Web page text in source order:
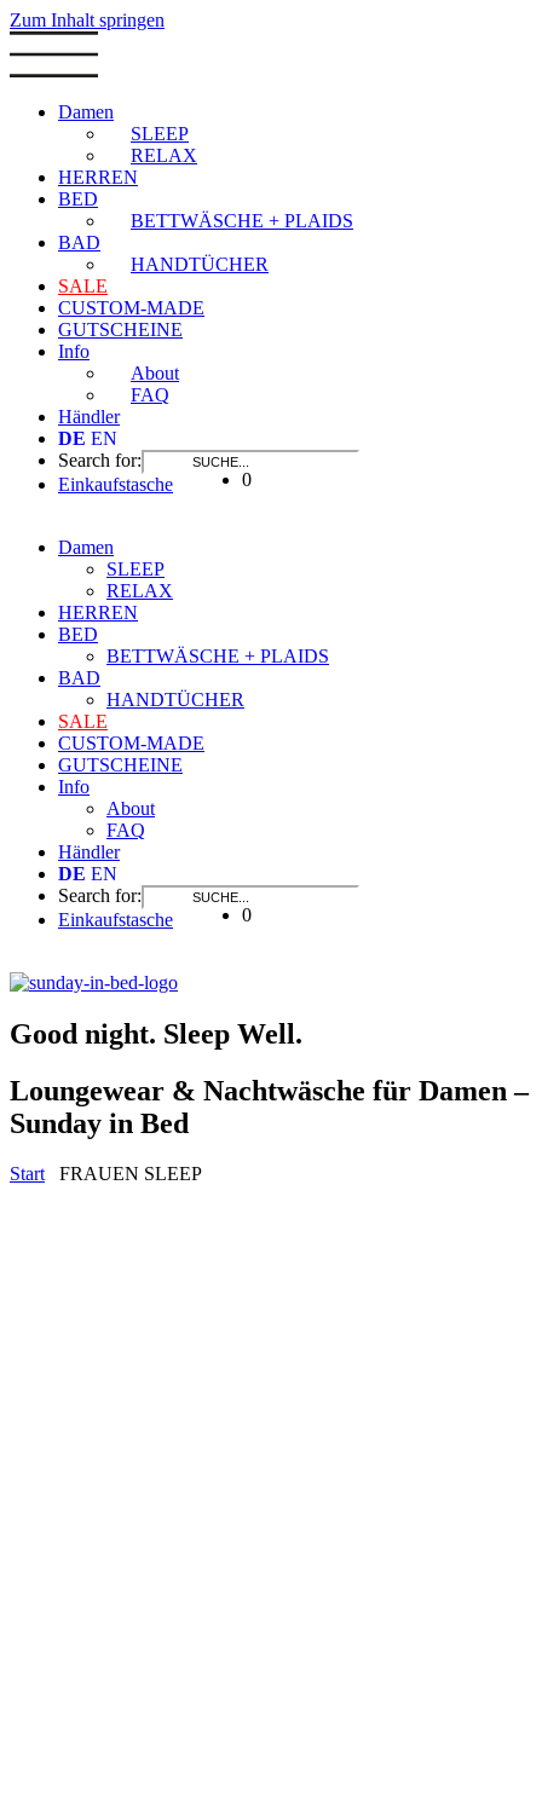
Zum Inhalt springen
Damen
SLEEP
RELAX
HERREN
BED
BETTWÄSCHE + PLAIDS
BAD
HANDTÜCHER
SALE
CUSTOM-MADE
GUTSCHEINE
Info
About
FAQ
Händler
DE EN
Search for:
Einkaufstasche
0
Damen
SLEEP
RELAX
HERREN
BED
BETTWÄSCHE + PLAIDS
BAD
HANDTÜCHER
SALE
CUSTOM-MADE
GUTSCHEINE
Info
About
FAQ
Händler
DE EN
Search for:
Einkaufstasche
0
Good night. Sleep Well.
Loungewear & Nachtwäsche für Damen –
Sunday in Bed
StartFRAUEN SLEEP